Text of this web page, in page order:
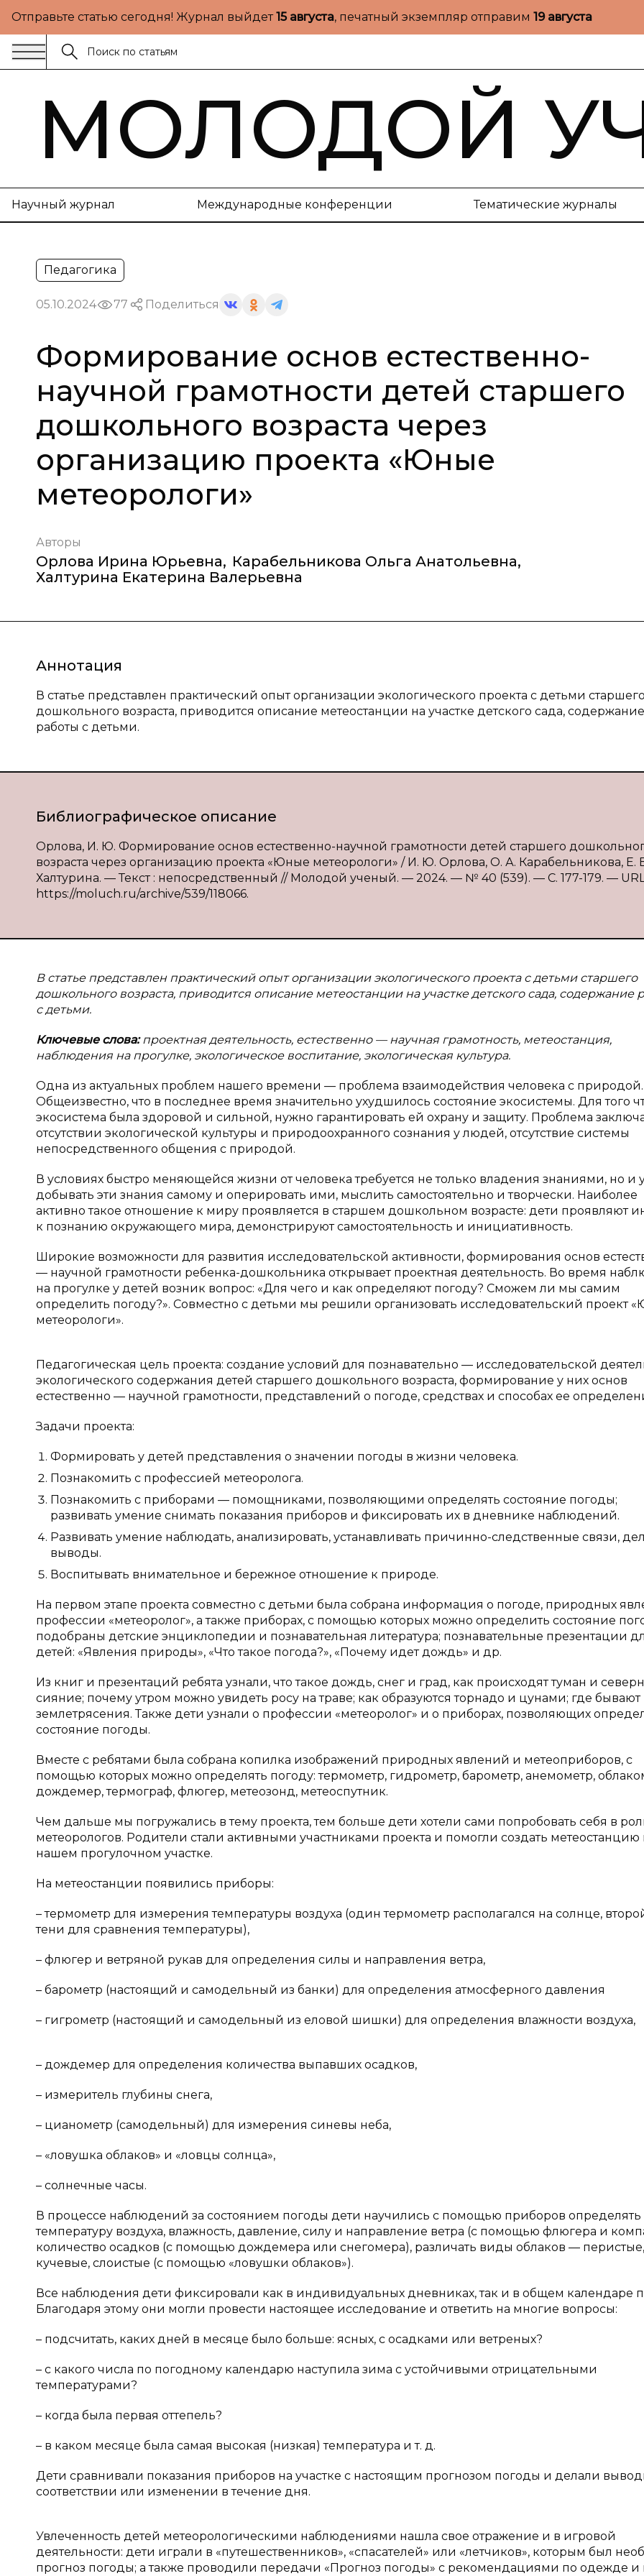
Отправьте статью сегодня! Журнал выйдет15 августа, печатный экземпляр отправим 19 августа
МОЛОДОЙ
Научный журнал Международные конференции Тематические журналы
Педагогика
05.10.2024 77 Поделиться
Формирование основ естественно-
научной грамотности детей старшего
дошкольного возраста через
организацию проекта «Юные
метеорологи»
Авторы
Орлова Ирина Юрьевна, Карабельникова Ольга Анатольевна,
Халтурина Екатерина Валерьевна
Аннотация
В статье представлен практический опыт организации экологического проекта с детьми старшего
дошкольного возраста, приводится описание метеостанции на участке детского сада, содержание
работы с детьми.
Библиографическое описание
Орлова, И. Ю. Формирование основ естественно-научной грамотности детей старшего
возраста через организацию проекта «Юные метеорологи» / И. Ю. Орлова, О. А. Карабельникова, Е.
Халтурина. — Текст : непосредственный // Молодой ученый. — 2024. — № 40 (539). — С. 177-179. —
https://moluch.ru/archive/539/118066.
В статье представлен практический опыт организации экологического проекта с детьми старшего
дошкольного возраста, приводится описание метеостанции на участке детского сада, содержание
с детьми.
Ключевые слова:проектная деятельность, естественно — научная грамотность, метеостанция,
наблюдения на прогулке, экологическое воспитание, экологическая культура.
Одна из актуальных проблем нашего времени — проблема взаимодействия человека с природой.
Общеизвестно, что в последнее время значительно ухудшилось состояние экосистемы. Для того
экосистема была здоровой и сильной, нужно гарантировать ей охрану и защиту. Проблема
отсутствии экологической культуры и природоохранного сознания у людей, отсутствие системы
непосредственного общения с природой.
В условиях быстро меняющейся жизни от человека требуется не только владения знаниями, но и
добывать эти знания самому и оперировать ими, мыслить самостоятельно и творчески. Наиболее
активно такое отношение к миру проявляется в старшем дошкольном возрасте: дети проявляют
к познанию окружающего мира, демонстрируют самостоятельность и инициативность.
Широкие возможности для развития исследовательской активности, формирования основ
— научной грамотности ребенка-дошкольника открывает проектная деятельность. Во время
на прогулке у детей возник вопрос: «Для чего и как определяют погоду? Сможем ли мы самим
определить погоду?». Совместно с детьми мы решили организовать исследовательский проект
метеорологи».
Педагогическая цель проекта: создание условий для познавательно — исследовательской
экологического содержания детей старшего дошкольного возраста, формирование у них основ
естественно — научной грамотности, представлений о погоде, средствах и способах ее
Задачи проекта:
Формировать у детей представления о значении погоды в жизни человека.
Познакомить с профессией метеоролога.
Познакомить с приборами — помощниками, позволяющими определять состояние погоды;
развивать умение снимать показания приборов и фиксировать их в дневнике наблюдений.
Развивать умение наблюдать, анализировать, устанавливать причинно-следственные связи,
выводы.
Воспитывать внимательное и бережное отношение к природе.
На первом этапе проекта совместно с детьми была собрана информация о погоде, природных
профессии «метеоролог», а также приборах, с помощью которых можно определить состояние
подобраны детские энциклопедии и познавательная литература; познавательные презентации
детей: «Явления природы», «Что такое погода?», «Почему идет дождь» и др.
Из книг и презентаций ребята узнали, что такое дождь, снег и град, как происходят туман и
сияние; почему утром можно увидеть росу на траве; как образуются торнадо и цунами; где бывают
землетрясения. Также дети узнали о профессии «метеоролог» и о приборах, позволяющих
состояние погоды.
Вместе с ребятами была собрана копилка изображений природных явлений и метеоприборов, с
помощью которых можно определять погоду: термометр, гидрометр, барометр, анемометр,
дождемер, термограф, флюгер, метеозонд, метеоспутник.
Чем дальше мы погружались в тему проекта, тем больше дети хотели сами попробовать себя в
метеорологов. Родители стали активными участниками проекта и помогли создать метеостанцию
нашем прогулочном участке.
На метеостанции появились приборы:
– термометр для измерения температуры воздуха (один термометр располагался на солнце,
тени для сравнения температуры),
– флюгер и ветряной рукав для определения силы и направления ветра,
– барометр (настоящий и самодельный из банки) для определения атмосферного давления
– гигрометр (настоящий и самодельный из еловой шишки) для определения влажности воздуха,
– дождемер для определения количества выпавших осадков,
– измеритель глубины снега,
– цианометр (самодельный) для измерения синевы неба,
– «ловушка облаков» и «ловцы солнца»,
– солнечные часы.
В процессе наблюдений за состоянием погоды дети научились с помощью приборов определять
температуру воздуха, влажность, давление, силу и направление ветра (с помощью флюгера и
количество осадков (с помощью дождемера или снегомера), различать виды облаков — перистые,
кучевые, слоистые (с помощью «ловушки облаков»).
Все наблюдения дети фиксировали как в индивидуальных дневниках, так и в общем календаре
Благодаря этому они могли провести настоящее исследование и ответить на многие вопросы:
– подсчитать, каких дней в месяце было больше: ясных, с осадками или ветреных?
– с какого числа по погодному календарю наступила зима с устойчивыми отрицательными
температурами?
– когда была первая оттепель?
– в каком месяце была самая высокая (низкая) температура и т. д.
Дети сравнивали показания приборов на участке с настоящим прогнозом погоды и делали
соответствии или изменении в течение дня.
Увлеченность детей метеорологическими наблюдениями нашла свое отражение и в игровой
деятельности: дети играли в «путешественников», «спасателей» или «летчиков», которым был
прогноз погоды; а также проводили передачи «Прогноз погоды» с рекомендациями по одежде и